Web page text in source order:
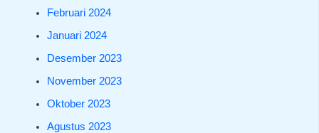
Februari 2024
Januari 2024
Desember 2023
November 2023
Oktober 2023
Agustus 2023